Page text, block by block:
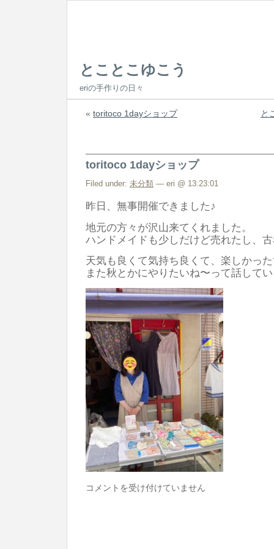
とことこゆこう
eriの手作りの日々
« toritoco 1dayショップ と
toritoco 1dayショップ
Filed under: 未分類 — eri @ 13:23:01
昨日、無事開催できました♪
地元の方々が沢山来てくれました。
ハンドメイドも少しだけど売れたし、
天気も良くて気持ち良くて、楽しかっ
また秋とかにやりたいね〜って話して
toritoco
コメントを受け付けていません